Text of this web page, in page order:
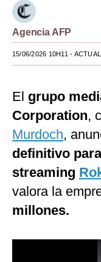
Estilos
Mundo
EEUU
España
Internacional
Club del Suscriptor
Mix
Agencia AFP
15/06/2026 10H11 -
El grupo
Corporation,
Murdoch,
definitivo
streaming
valora la
millones.